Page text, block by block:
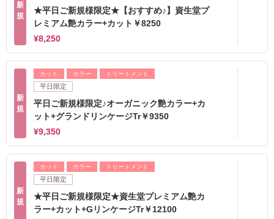
新
規
★平日ご新規様限定★【おすすめ♪】資生堂プ
レミアム艶カラー+カット￥8250
¥8,250
新
規
カット カラー トリートメント
平日限定
平日ご新規様限定♪オーガニック艶カラー+カ
ット+グランドリンケージTr￥9350
¥9,350
新
規
カット カラー トリートメント
平日限定
★平日ご新規様限定★資生堂プレミアム艶カ
ラー+カット+GリンケージTr￥12100